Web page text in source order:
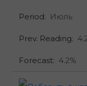
Period: Июль
Prev. Reading:
Forecast: 4.2%